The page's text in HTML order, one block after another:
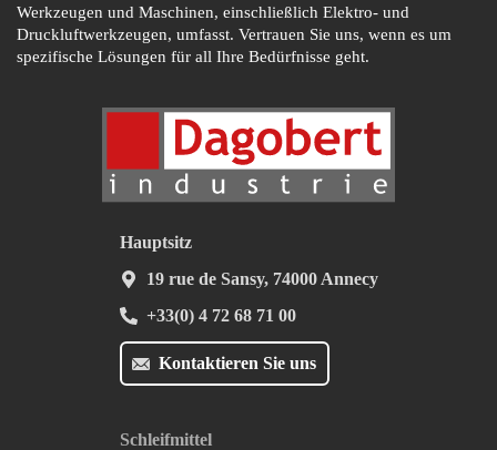
Werkzeugen und Maschinen, einschließlich Elektro- und
Druckluftwerkzeugen, umfasst. Vertrauen Sie uns, wenn es um
spezifische Lösungen für all Ihre Bedürfnisse geht.
Kontaktieren Sie uns
Hauptsitz
19 rue de Sansy, 74000 Annecy
+33(0) 4 72 68 71 00
Schleifmittel